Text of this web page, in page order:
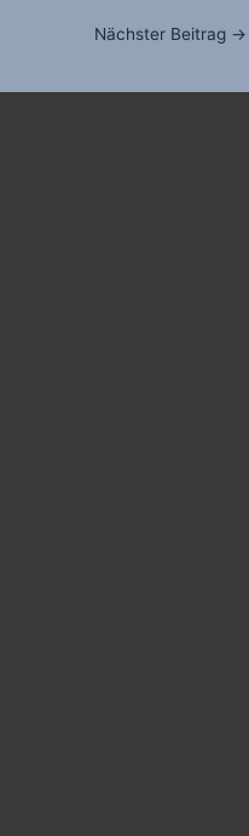
Nächster Beitrag →